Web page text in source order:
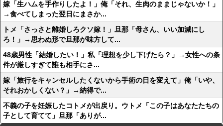
嫁「生ハムを手作りしたよ！」俺「それ、生肉のままじゃないか！」
→食べてしまった翌日にまさか...
トメ「さっさと離婚しろクソ嫁！」旦那「母さん、いい加減にし
ろ！」→思わぬ形で旦那が味方して...
48歳男性「結婚したい！」私「理想を少し下げたら？」→女性への条
件が厳しすぎて誰も相手にさ...
嫁「旅行をキャンセルしたくないから手術の日を変えて」俺「いや、
それおかしくない？」→納得で...
不義の子を妊娠したコトメが出戻り。ウトメ「この子はあなたたちの
子として育てて」旦那「ありが...